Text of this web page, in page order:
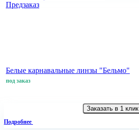
Предзаказ
Белые карнавальные линзы "Бельмо"
под заказ
Заказать в 1 клик
Подробнее